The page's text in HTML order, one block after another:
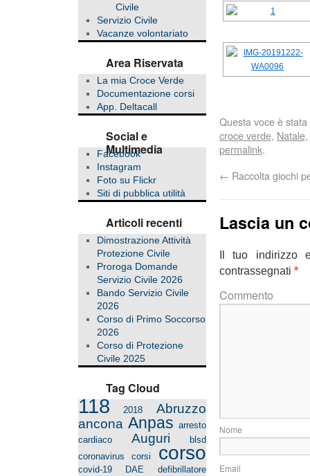
Civile
Servizio Civile
Vacanze volontariato
Area Riservata
La mia Croce Verde
Documentazione corsi
App. Deltacall
Social e
Multimedia
Facebook
Instagram
Foto su Flickr
Siti di pubblica utilità
Articoli recenti
Dimostrazione Attività
Protezione Civile
Proroga Domande
Servizio Civile 2026
Bando Servizio Civile
2026
Corso di Primo Soccorso
2026
Corso di Protezione
Civile 2025
Tag Cloud
118 2018
Abruzzo
ancona Anpas arresto
cardiaco
Auguri
blsd
coronavirus
corsi corso
covid-19 DAE
defibrillatore
Questa voce è
croce verde, Natale,
permalink.
← Raccolta giochi
Lascia un
Il tuo indirizzo
contrassegnati *